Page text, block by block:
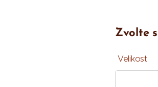
Zvolte
Velikost